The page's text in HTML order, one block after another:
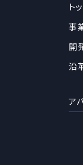
ト
事
開
沿
ア